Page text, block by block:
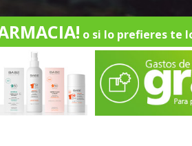
o si lo prefieres te